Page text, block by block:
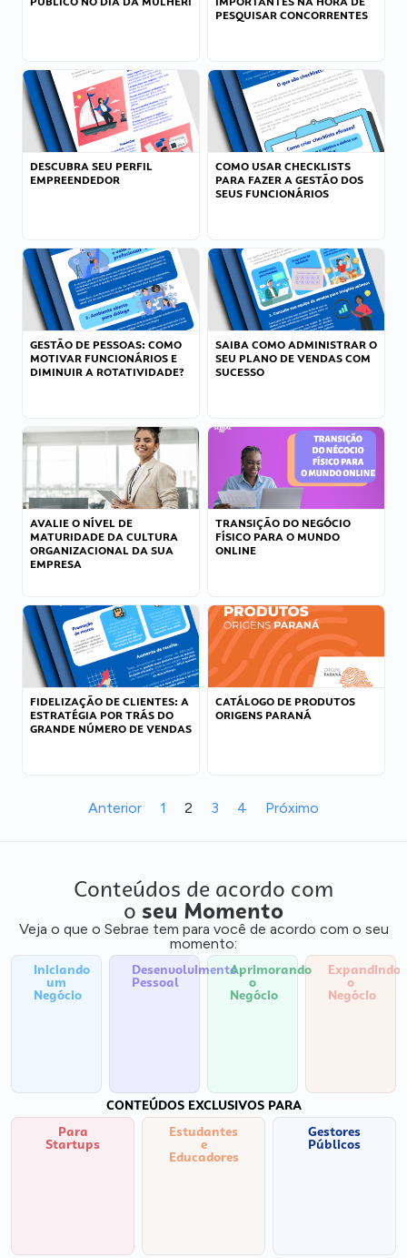
PESQUISAR CONCORRENTES
DESCUBRA SEU PERFIL
EMPREENDEDOR
COMO USAR CHECKLISTS
PARA FAZER A GESTÃO DOS
SEUS FUNCIONÁRIOS
GESTÃO DE PESSOAS: COMO
MOTIVAR FUNCIONÁRIOS E
DIMINUIR A ROTATIVIDADE?
SAIBA COMO ADMINISTRAR O
SEU PLANO DE VENDAS COM
SUCESSO
AVALIE O NÍVEL DE
MATURIDADE DA CULTURA
ORGANIZACIONAL DA SUA
EMPRESA
TRANSIÇÃO DO NEGÓCIO
FÍSICO PARA O MUNDO
ONLINE
FIDELIZAÇÃO DE CLIENTES: A
ESTRATÉGIA POR TRÁS DO
GRANDE NÚMERO DE VENDAS
CATÁLOGO DE PRODUTOS
ORIGENS PARANÁ
Anterior 1 2 3 4 Próximo
Conteúdos de acordo com
o seu Momento
Veja o que o Sebrae tem para você de acordo com o seu
momento:
Iniciando
um
Negócio
Desenvolvimento
Pessoal
Aprimorando
o
Negócio
Expandindo
o
Negócio
CONTEÚDOS EXCLUSIVOS PARA
Para
Startups
Estudantes
e
Educadores
Gestores
Públicos